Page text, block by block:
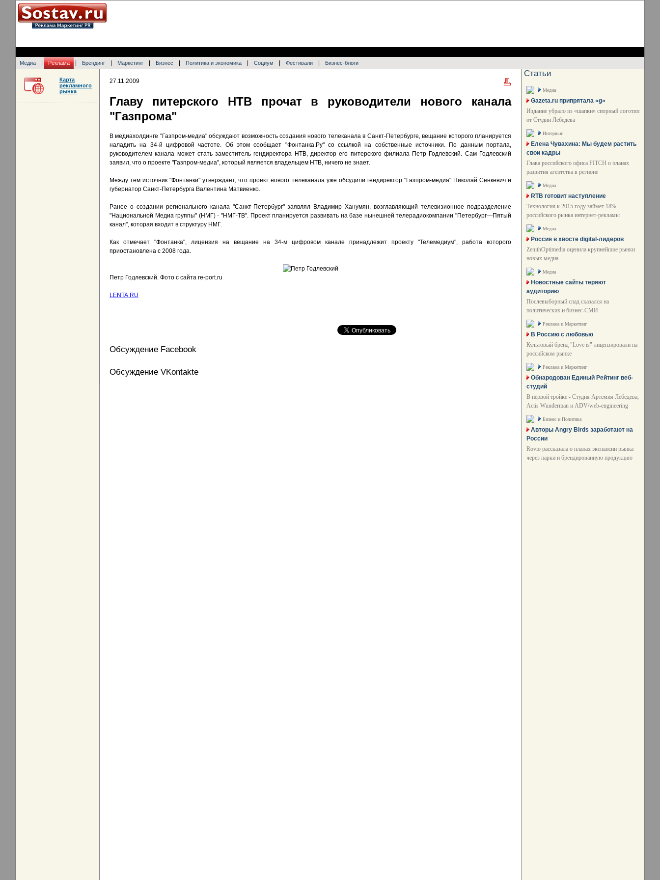
Медиа Реклама Брендинг Маркетинг Бизнес Политика и экономика Социум Фестивали Бизнес-блоги
27.11.2009
Главу питерского НТВ прочат в руководители нового канала
"Газпрома"
В медиахолдинге "Газпром-медиа" обсуждают возможность создания нового телеканала в Санкт-Петербурге, вещание которого планируется
наладить на 34-й цифровой частоте. Об этом сообщает "Фонтанка.Ру" со ссылкой на собственные источники. По данным портала,
руководителем канала может стать заместитель гендиректора НТВ, директор его питерского филиала Петр Годлевский. Сам Годлевский
заявил, что о проекте "Газпром-медиа", который является владельцем НТВ, ничего не знает.
Между тем источник "Фонтанки" утверждает, что проект нового телеканала уже обсудили гендиректор "Газпром-медиа" Николай Сенкевич и
губернатор Санкт-Петербурга Валентина Матвиенко.
Ранее о создании регионального канала "Санкт-Петербург" заявлял Владимир Ханумян, возглавляющий телевизионное подразделение
"Национальной Медиа группы" (НМГ) - "НМГ-ТВ". Проект планируется развивать на базе нынешней телерадиокомпании "Петербург—Пятый
канал", которая входит в структуру НМГ.
Как отмечает "Фонтанка", лицензия на вещание на 34-м цифровом канале принадлежит проекту "Телемедиум", работа которого
приостановлена с 2008 года.
Петр Годлевский. Фото с сайта re-port.ru
LENTA.RU
Обсуждение Facebook
Обсуждение VKontakte
Карта
рекламного
рынка
Статьи
Медиа
Gazeta.ru припрятала «g»
Издание убрало из «шапки» спорный логотип
от Студии Лебедева
Интервью
Елена Чувахина: Мы будем растить
свои кадры
Глава российского офиса FITCH о планах
развития агентства в регионе
Медиа
RTB готовит наступление
Технология к 2015 году займет 18%
российского рынка интернет-рекламы
Медиа
Россия в хвосте digital-лидеров
ZenithOptimedia оценила крупнейшие рынки
новых медиа
Медиа
Новостные сайты теряют
аудиторию
Послевыборный спад сказался на
политических и бизнес-СМИ
Реклама и Маркетинг
В Россию с любовью
Культовый бренд "Love is" лицензировали на
российском рынке
Реклама и Маркетинг
Обнародован Единый Рейтинг веб-
студий
В первой тройке - Студия Артемия Лебедева,
Actis Wunderman и ADV/web-engineering
Бизнес и Политика
Авторы Angry Birds заработают на
России
Rovio рассказала о планах экспансии рынка
через парки и брендированную продукцию